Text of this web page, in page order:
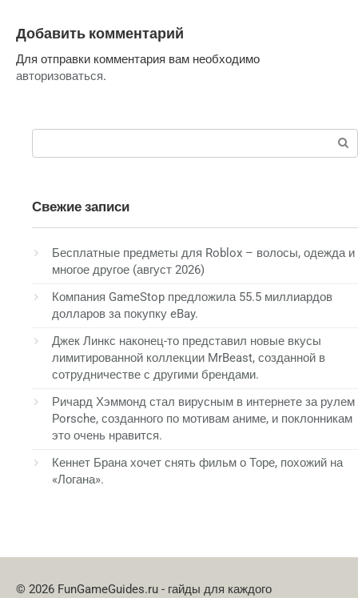
Добавить комментарий
Для отправки комментария вам необходимо
авторизоваться.
Поиск:
Свежие записи
Бесплатные предметы для Roblox – волосы, одежда и
многое другое (август 2026)
Компания GameStop предложила 55.5 миллиардов
долларов за покупку eBay.
Джек Линкс наконец-то представил новые вкусы
лимитированной коллекции MrBeast, созданной в
сотрудничестве с другими брендами.
Ричард Хэммонд стал вирусным в интернете за рулем
Porsche, созданного по мотивам аниме, и поклонникам
это очень нравится.
Кеннет Брана хочет снять фильм о Торе, похожий на
«Логана».
© 2026 FunGameGuides.ru - гайды для каждого